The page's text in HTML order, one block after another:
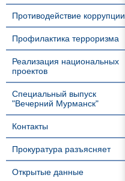
Противодействие коррупции
Профилактика терроризма
Реализация национальных
проектов
Специальный выпуск
"Вечерний Мурманск"
Контакты
Прокуратура разъясняет
Открытые данные